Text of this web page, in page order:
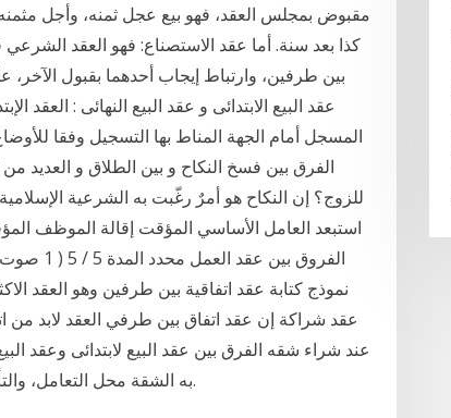
مقبوض بمجلس العقد، فهو بيع عجل ثمنه، وأجل
كذا بعد سنة. أما عقد الاستصناع: فهو العقد
بين طرفين، وارتباط إيجاب أحدهما بقبول
عقد البيع الابتدائى و عقد البيع النهائى : العقد
المسجل أمام الجهة المناط بها التسجيل وفقا
الفرق بين فسخ النكاح و بين الطلاق و العديد
للزوج؟ إن النكاح هو أمرٌ رغّبت به الشرعية
نموذج كتابة عقد اتفاقية بين طرفين وهو العقد
عقد شراكة إن عقد اتفاق بين طرفي العقد لابد
عند شراء شقه الفرق بين عقد البيع لابتدائى وعقد البيع
به الشقة محل التعامل، والتأكد من مساحتها والمواصفات المتفق عليها عند الشراء.